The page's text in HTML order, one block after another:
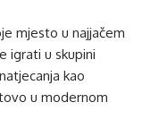
mjesto u najjačem
igrati u skupini
kao
u modernom